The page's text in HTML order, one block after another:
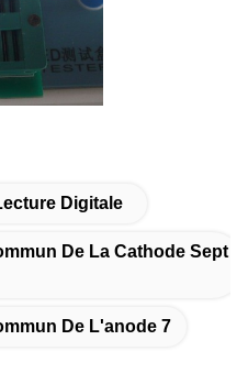
Digitale
De La Cathode Sept
De L'anode 7